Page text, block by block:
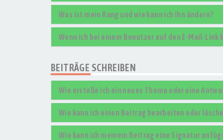
Was ist mein Rang und wie kann ich ihn ändern?
Wenn ich bei einem Benutzer auf den E-Mail-
BEITRÄGE SCHREIBEN
Wie erstelle ich ein neues Thema oder eine
Wie kann ich einen Beitrag bearbeiten oder
Wie kann ich meinem Beitrag eine Signatur